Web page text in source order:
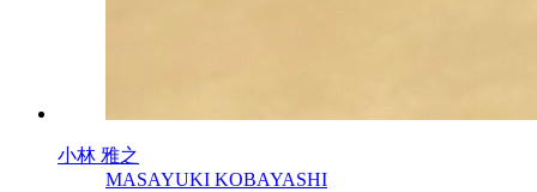
小林 雅之
MASAYUKI KOBAYASHI